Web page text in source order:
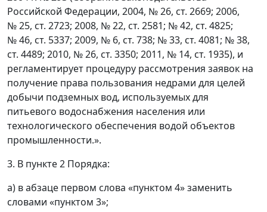
Российской Федерации, 2004, № 26, ст. 2669; 2006,
№ 25, ст. 2723; 2008, № 22, ст. 2581; № 42, ст. 4825;
№ 46, ст. 5337; 2009, № 6, ст. 738; № 33, ст. 4081; № 38,
ст. 4489; 2010, № 26, ст. 3350; 2011, № 14, ст. 1935), и
регламентирует процедуру рассмотрения заявок на
получение права пользования недрами для целей
добычи подземных вод, используемых для
питьевого водоснабжения населения или
технологического обеспечения водой объектов
промышленности.».
3. В пункте 2 Порядка:
а) в абзаце первом слова «пунктом 4» заменить
словами «пунктом 3»;